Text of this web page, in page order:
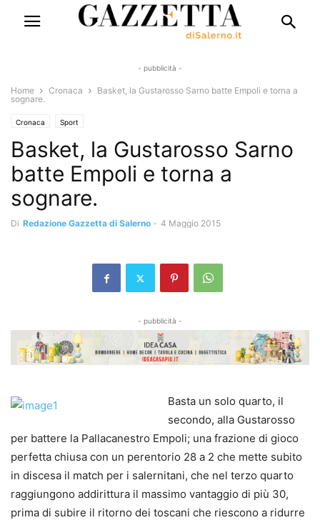
- pubblicità -
Home Cronaca
Basket, la Gustarosso Sarno batte Empoli e torna a
sognare.
Cronaca Sport
Basket, la Gustarosso Sarno
batte Empoli e torna a
sognare.
Di Redazione Gazzetta di Salerno - 4 Maggio 2015
- pubblicità -
Basta un solo quarto, il
secondo, alla Gustarosso
per battere la Pallacanestro Empoli; una frazione di gioco
perfetta chiusa con un perentorio 28 a 2 che mette subito
in discesa il match per i salernitani, che nel terzo quarto
raggiungono addirittura il massimo vantaggio di più 30,
prima di subire il ritorno dei toscani che riescono a ridurre